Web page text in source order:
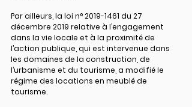
Par ailleurs, la loi n° 2019-1461 du 27
décembre 2019 relative à l’engagement
dans la vie locale et à la proximité de
l’action publique, qui est intervenue dans
les domaines de la construction, de
l’urbanisme et du tourisme, a modifié le
régime des locations en meublé de
tourisme.